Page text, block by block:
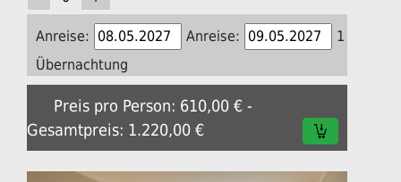
Anreise: Anreise:
1
Übernachtung
Preis pro Person: 610,00 € -
Gesamtpreis: 1.220,00 €